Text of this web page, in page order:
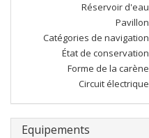
Réservoir d'eau
Pavillon
Catégories de navigation
État de conservation
Forme de la carène
Circuit électrique
Equipements